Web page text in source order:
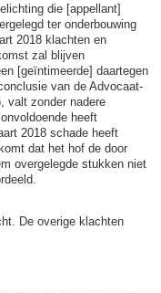
die [appellant]
ter onderbouwing
2018 klachten en
zal blijven
[geïntimeerde] daartegen
van de Advocaat-
valt zonder nadere
heeft
2018 schade heeft
dat het hof de door
overgelegde stukken niet
De overige klachten